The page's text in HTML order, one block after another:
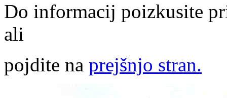
Do informacij poizkusite
ali
pojdite na prejšnjo stran.